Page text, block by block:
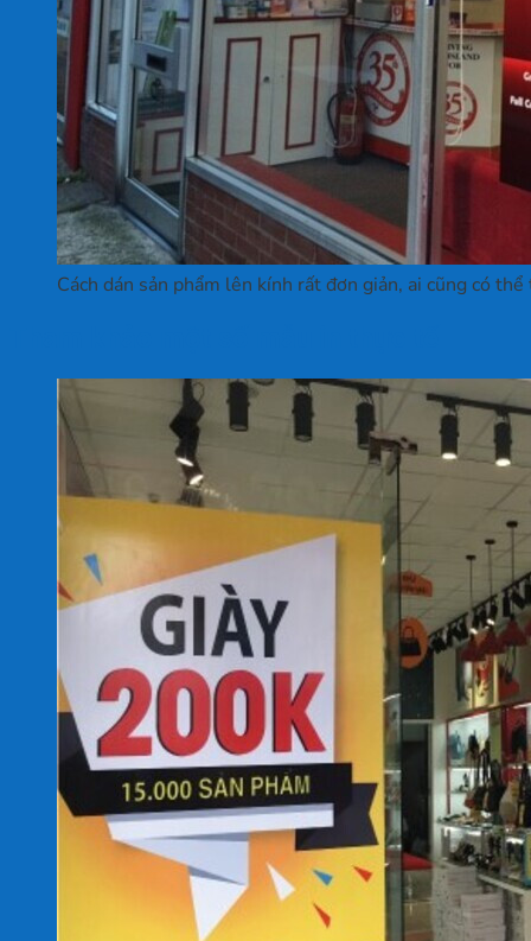
Cách dán sản phẩm lên kính rất đơn giản, ai cũng có